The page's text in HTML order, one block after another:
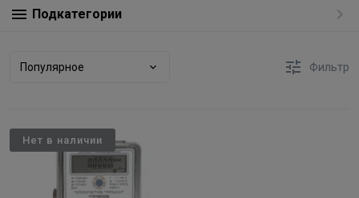
Подкатегории
Популярное Фильтр
Нет в наличии